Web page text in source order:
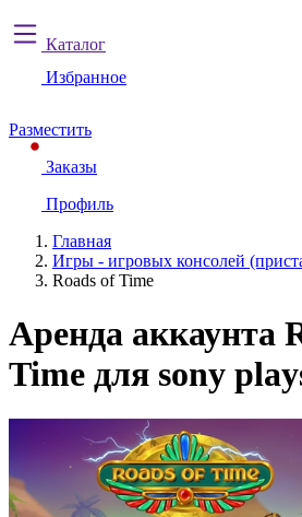
Каталог
Избранное
Разместить
Заказы
Профиль
Главная
Игры - игровых консолей
Roads of Time
Аренда аккаунта
Time для sony